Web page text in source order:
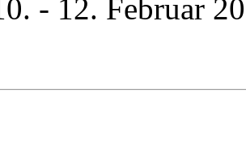
- 12. Februar